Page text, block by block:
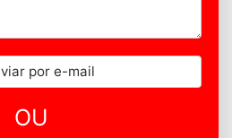
por e-mail
OU